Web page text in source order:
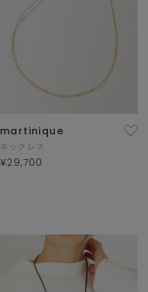
martinique
ネックレス
¥29,700